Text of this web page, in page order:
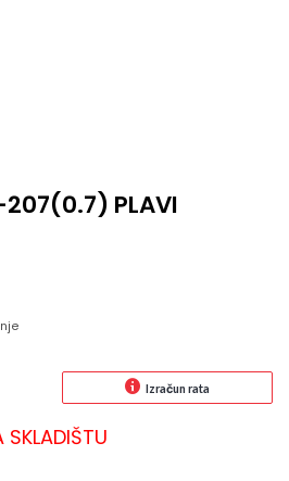
207(0.7) PLAVI
Izračun rata
SKLADIŠTU